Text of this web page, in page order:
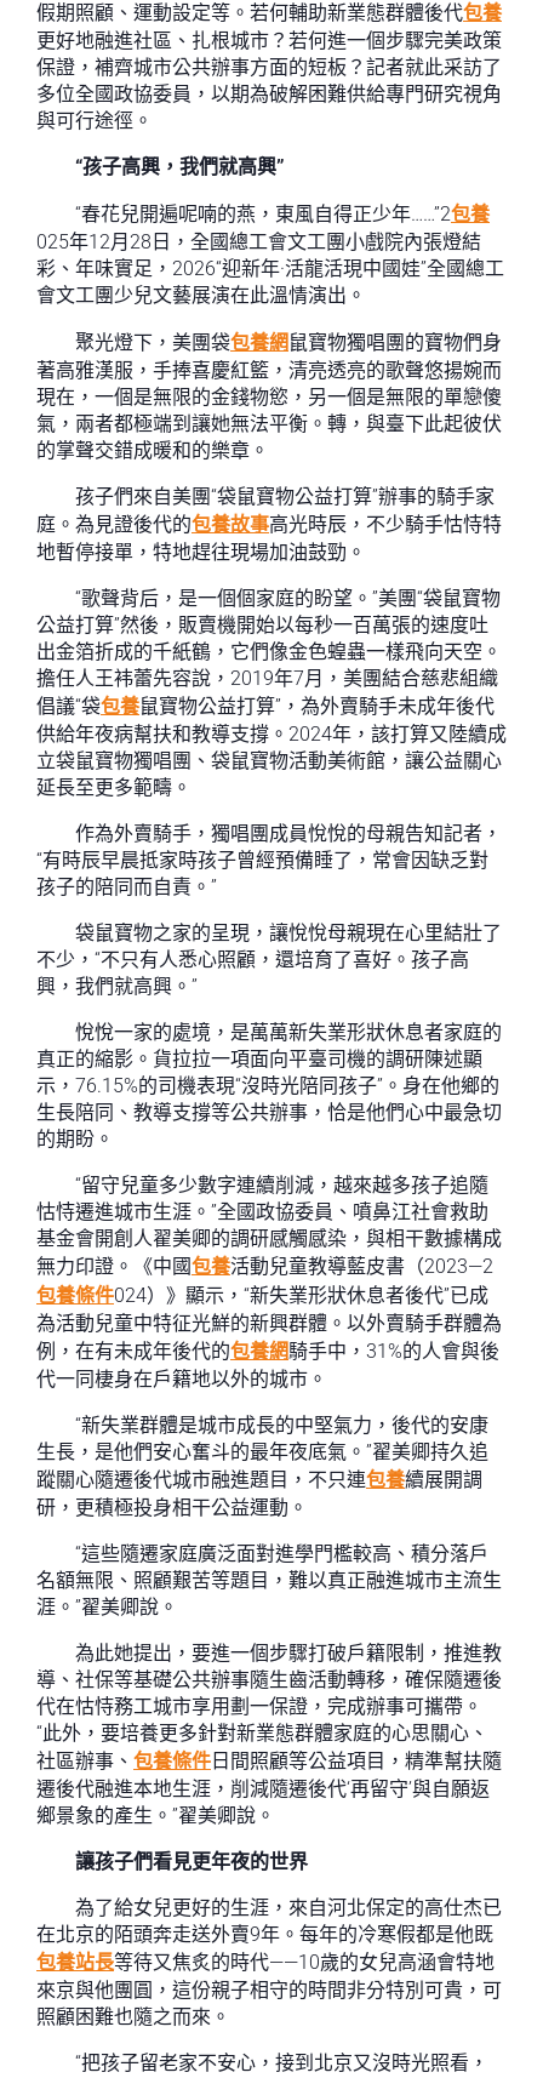
假期照顧、運動設定等。若何輔助新業態群體後代包養
更好地融進社區、扎根城市？若何進一個步驟完美政策
保證，補齊城市公共辦事方面的短板？記者就此采訪了
多位全國政協委員，以期為破解困難供給專門研究視角
與可行途徑。
“孩子高興，我們就高興”
“春花兒開遍呢喃的燕，東風自得正少年……”2包養
025年12月28日，全國總工會文工團小戲院內張燈結
彩、年味實足，2026“迎新年·活龍活現中國娃”全國總工
會文工團少兒文藝展演在此溫情演出。
聚光燈下，美團袋包養網 鼠寶物獨唱團的寶物們身
著高雅漢服，手捧喜慶紅籃，清亮透亮的歌聲悠揚婉而
現在，一個是無限的金錢物慾，另一個是無限的單戀傻
氣，兩者都極端到讓她無法平衡。轉，與臺下此起彼伏
的掌聲交錯成暖和的樂章。
孩子們來自美團“袋鼠寶物公益打算”辦事的騎手家
庭。為見證後代的包養故事高光時辰，不少騎手怙恃特
地暫停接單，特地趕往現場加油鼓勁。
“歌聲背后，是一個個家庭的盼望。”美團“袋鼠寶物
公益打算”然後，販賣機開始以每秒一百萬張的速度吐
出金箔折成的千紙鶴，它們像金色蝗蟲一樣飛向天空。
擔任人王袆蕾先容說，2019年7月，美團結合慈悲組織
倡議“袋包養鼠寶物公益打算”，為外賣騎手未成年後代
供給年夜病幫扶和教導支撐。2024年，該打算又陸續成
立袋鼠寶物獨唱團、袋鼠寶物活動美術館，讓公益關心
延長至更多範疇。
作為外賣騎手，獨唱團成員悅悅的母親告知記者，
“有時辰早晨抵家時孩子曾經預備睡了，常會因缺乏對
孩子的陪同而自責。”
袋鼠寶物之家的呈現，讓悅悅母親現在心里結壯了
不少，“不只有人悉心照顧，還培育了喜好。孩子高
興，我們就高興。”
悅悅一家的處境，是萬萬新失業形狀休息者家庭的
真正的縮影。貨拉拉一項面向平臺司機的調研陳述顯
示，76.15%的司機表現“沒時光陪同孩子”。身在他鄉的
生長陪同、教導支撐等公共辦事，恰是他們心中最急切
的期盼。
“留守兒童多少數字連續削減，越來越多孩子追隨
怙恃遷進城市生涯。”全國政協委員、噴鼻江社會救助
基金會開創人翟美卿的調研感觸感染，與相干數據構成
無力印證。《中國包養活動兒童教導藍皮書（2023—2
包養條件024）》顯示，“新失業形狀休息者後代”已成
為活動兒童中特征光鮮的新興群體。以外賣騎手群體為
例，在有未成年後代的包養網騎手中，31%的人會與後
代一同棲身在戶籍地以外的城市。
“新失業群體是城市成長的中堅氣力，後代的安康
生長，是他們安心奮斗的最年夜底氣。”翟美卿持久追
蹤關心隨遷後代城市融進題目，不只連包養續展開調
研，更積極投身相干公益運動。
“這些隨遷家庭廣泛面對進學門檻較高、積分落戶
名額無限、照顧艱苦等題目，難以真正融進城市主流生
涯。”翟美卿說。
為此她提出，要進一個步驟打破戶籍限制，推進教
導、社保等基礎公共辦事隨生齒活動轉移，確保隨遷後
代在怙恃務工城市享用劃一保證，完成辦事可攜帶。
“此外，要培養更多針對新業態群體家庭的心思關心、
社區辦事、 包養條件 日間照顧等公益項目，精準幫扶隨
遷後代融進本地生涯，削減隨遷後代‘再留守’與自願返
鄉景象的產生。”翟美卿說。
讓孩子們看見更年夜的世界
為了給女兒更好的生涯，來自河北保定的高仕杰已
在北京的陌頭奔走送外賣9年。每年的冷寒假都是他既
包養站長等待又焦炙的時代——10歲的女兒高涵會特地
來京與他團圓，這份親子相守的時間非分特別可貴，可
照顧困難也隨之而來。
“把孩子留老家不安心，接到北京又沒時光照看，